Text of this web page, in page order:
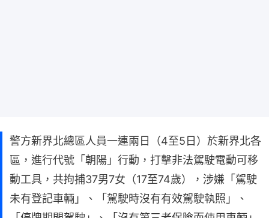
警方新界北總區人員一連兩日（4至5日）於新界北各
區，進行代號「朝陽」行動，打擊非法駕駛電動可移
動工具，共拘捕37男7女（17至74歲），涉嫌「駕駛
未有登記車輛」、「駕駛時沒有有效駕駛執照」、